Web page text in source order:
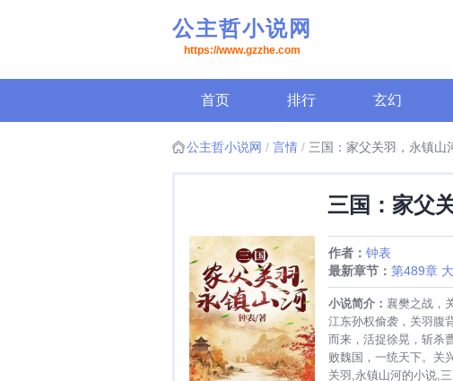
公主哲小说网
https://www.gzzhe.com
首页 排行 玄幻
公主哲小说网 言情 三国：家父关羽，永镇山
三国：家父
作者： 钟表
最新章节： 第489章
完
小说简介： 襄樊之战，
江东孙权偷袭，关羽腹
而来，活捉徐晃，斩杀
败魏国，一统天下。关
关羽,永镇山河的小说,